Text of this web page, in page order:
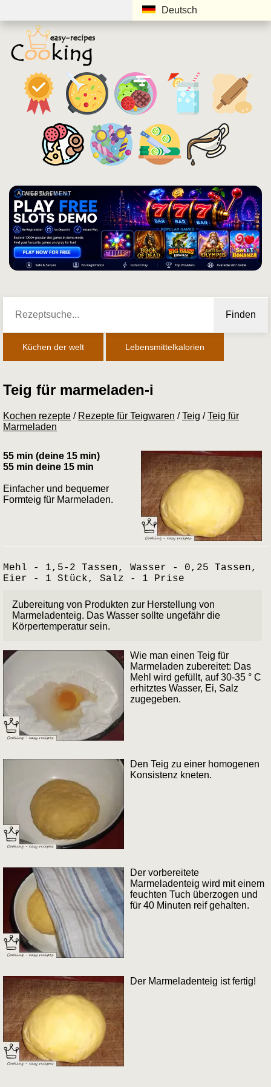
Deutsch
ADVERTISEMENT
Finden
Küchen der welt Lebensmittelkalorien
Teig für marmeladen-i
Kochen rezepte / Rezepte für Teigwaren /Teig /Teig für
Marmeladen
55 min (deine 15 min)
55 min deine 15 min
Einfacher und bequemer
Formteig für Marmeladen.
Mehl - 1,5-2 Tassen, Wasser - 0,25 Tassen,
Eier - 1 Stück, Salz - 1 Prise
Zubereitung von Produkten zur Herstellung von
Marmeladenteig. Das Wasser sollte ungefähr die
Körpertemperatur sein.
Wie man einen Teig für
Marmeladen zubereitet: Das
Mehl wird gefüllt, auf 30-35 ° C
erhitztes Wasser, Ei, Salz
zugegeben.
Den Teig zu einer homogenen
Konsistenz kneten.
Der vorbereitete
Marmeladenteig wird mit einem
feuchten Tuch überzogen und
für 40 Minuten reif gehalten.
Der Marmeladenteig ist fertig!